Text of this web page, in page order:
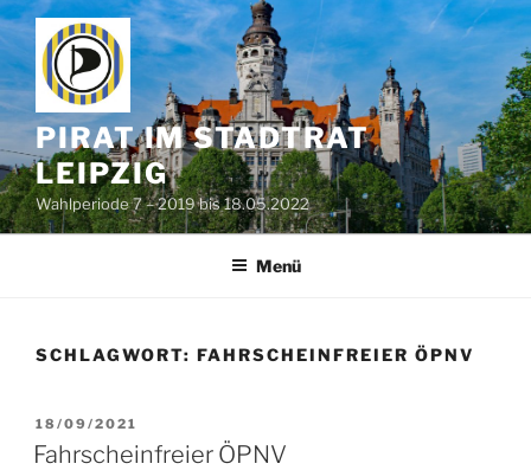
Zum
Inhalt
springen
PIRAT IM STADTRAT
LEIPZIG
Wahlperiode 7 – 2019 bis 18.05.2022
Menü
SCHLAGWORT: FAHRSCHEINFREIER ÖPNV
VERÖFFENTLICHT
AM
18/09/2021
Fahrscheinfreier ÖPNV